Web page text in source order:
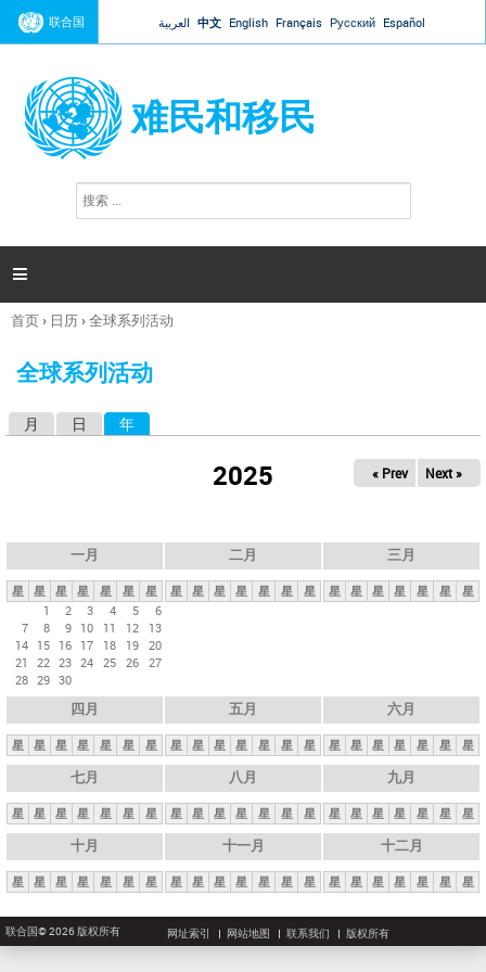
Jump to navigation
联合国 العربية 中文 English Français Русский Español
难民和移民
搜
索

你
这
首页› 日历›全球系列活动
全球系列活动
月 日 年
2025 « Prev Next »
一月
星 星 星 星 星 星
星
1
2 3 4 5
6
7
8 9 10 11 12
13
14 15 16 17 18 19 20
21
22 23 24 25 26 27
28 29 30
二月
星 星 星 星 星 星 星
三月
星 星 星 星 星 星 星
四月
星 星 星 星 星 星 星
五月
星 星 星 星 星 星 星
六月
星 星 星 星 星 星 星
七月
星 星 星 星 星 星 星
八月
星 星 星 星 星 星 星
九月
星 星 星 星 星 星 星
十月
星 星 星 星 星 星 星
十一月
星 星 星 星 星 星 星
十二月
星 星 星 星 星 星 星
联合国© 2026 版权所有 网址索引 网站地图 联系我们 版权所有